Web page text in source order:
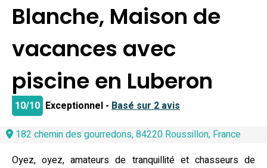
Blanche, Maison de
vacances avec
piscine en Luberon
10/10 Exceptionnel - Basé sur 2 avis
182 chemin des gourredons, 84220 Roussillon, France
Oyez, oyez, amateurs de tranquillité et chasseurs de